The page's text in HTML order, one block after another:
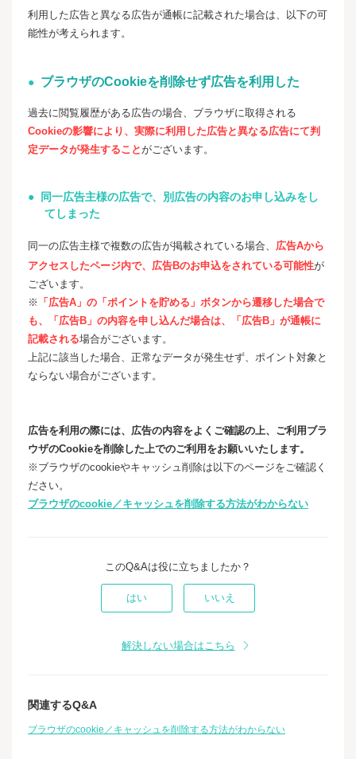
利用した広告と異なる広告が通帳に記載された場合は、以下の可
能性が考えられます。
ブラウザのCookieを削除せず広告を利用した
過去に閲覧履歴がある広告の場合、ブラウザに取得される
Cookieの影響により、実際に利用した広告と異なる広告にて判
定データが発生することがございます。
同一広告主様の広告で、別広告の内容のお申し込みをし
てしまった
同一の広告主様で複数の広告が掲載されている場合、 広告Aから
アクセスしたページ内で、広告Bのお申込をされている可能性が
ございます。
※ 「広告A」の「ポイントを貯める」ボタンから遷移した場合で
も、「広告B」の内容を申し込んだ場合は、「広告B」が通帳に
記載される場合がございます。
上記に該当した場合、正常なデータが発生せず、ポイント対象と
ならない場合がございます。
広告を利用の際には、広告の内容をよくご確認の上、ご利用ブラ
ウザのCookieを削除した上でのご利用をお願いいたします。
※ブラウザのcookieやキャッシュ削除は以下のページをご確認く
ださい。
ブラウザのcookie／キャッシュを削除する方法がわからない
このQ&Aは役に立ちましたか？
はい いいえ
解決しない場合はこちら
関連するQ&A
ブラウザのcookie／キャッシュを削除する方法がわからない